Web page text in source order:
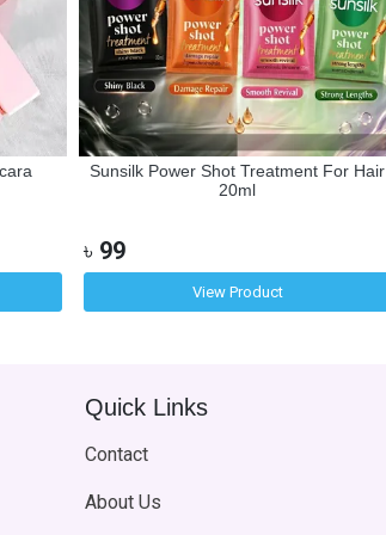
Sunsilk Power Shot Treatment For Hair
20ml
৳ 99
View Product
Quick Links
Contact
About Us